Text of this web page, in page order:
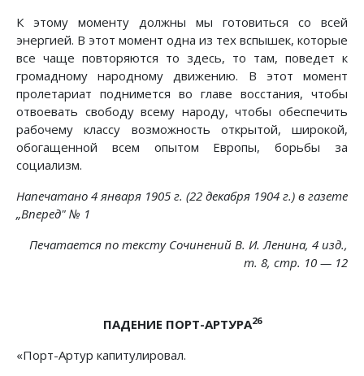
К этому моменту должны мы готовиться со всей
энергией. В этот момент одна из тех вспышек, которые
все чаще повторяются то здесь, то там, поведет к
громадному народному движению. В этот момент
пролетариат поднимется во главе восстания, чтобы
отвоевать свободу всему народу, чтобы обеспечить
рабочему классу возможность открытой, широкой,
обогащенной всем опытом Европы, борьбы за
социализм.
Напечатано 4 января 1905 г. (22 декабря 1904 г.) в газете
„Вперед" № 1
Печатается по тексту Сочинений В. И. Ленина, 4 изд.,
т. 8, стр. 10 — 12
ПАДЕНИЕ ПОРТ-АРТУРА26
«Порт-Артур капитулировал.